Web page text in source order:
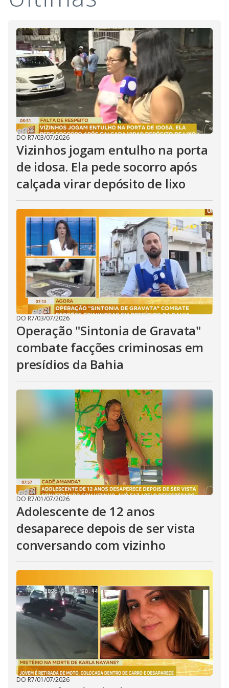
i
d
e
o
DO R7/03/07/2026
Vizinhos jogam entulho na porta
de idosa. Ela pede socorro após
calçada virar depósito de lixo
DO R7/03/07/2026
Operação "Sintonia de Gravata"
combate facções criminosas em
presídios da Bahia
DO R7/01/07/2026
Adolescente de 12 anos
desaparece depois de ser vista
conversando com vizinho
DO R7/01/07/2026